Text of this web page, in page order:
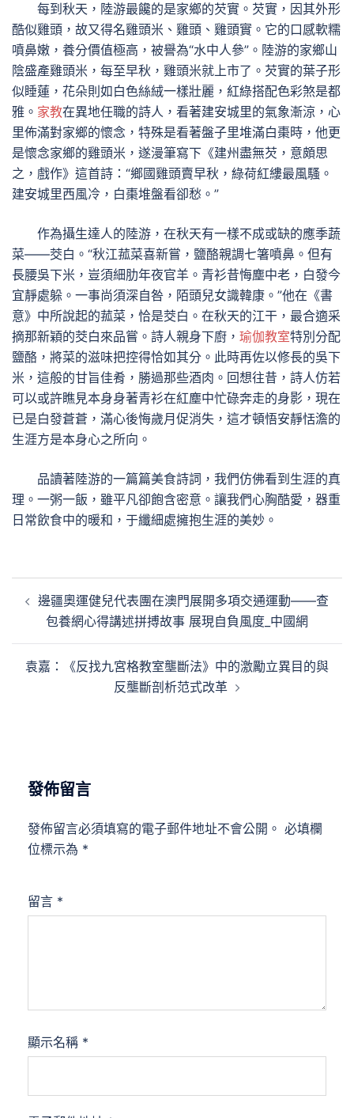
每到秋天，陸游最饞的是家鄉的芡實。芡實，因其外形
酷似雞頭，故又得名雞頭米、雞頭、雞頭實。它的口感軟糯
噴鼻嫩，養分價值極高，被譽為“水中人參”。陸游的家鄉山
陰盛產雞頭米，每至早秋，雞頭米就上市了。芡實的葉子形
似睡蓮，花朵則如白色絲絨一樣壯麗，紅綠搭配色彩煞是都
雅。 家教在異地任職的詩人，看著建安城里的氣象漸涼，心
里佈滿對家鄉的懷念，特殊是看著盤子里堆滿白棗時，他更
是懷念家鄉的雞頭米，遂漫筆寫下《建州盡無芡，意頗思
之，戲作》這首詩：“鄉國雞頭賣早秋，綠荷紅縷最風騷。
建安城里西風冷，白棗堆盤看卻愁。”
作為攝生達人的陸游，在秋天有一樣不成或缺的應季蔬
菜——茭白。“秋江菰菜喜新嘗，鹽酪親調七箸噴鼻。但有
長腰吳下米，豈須細肋年夜官羊。青衫昔悔塵中老，白發今
宜靜處躲。一事尚須深自咎，陌頭兒女識韓康。”他在《書
意》中所說起的菰菜，恰是茭白。在秋天的江干，最合適采
摘那新穎的茭白來品嘗。詩人親身下廚， 瑜伽教室特別分配
鹽酪，將菜的滋味把控得恰如其分。此時再佐以修長的吳下
米，這般的甘旨佳肴，勝過那些酒肉。回想往昔，詩人仿若
可以或許瞧見本身身著青衫在紅塵中忙碌奔走的身影，現在
已是白發蒼蒼，滿心後悔歲月促消失，這才頓悟安靜恬澹的
生涯方是本身心之所向。
品讀著陸游的一篇篇美食詩詞，我們仿佛看到生涯的真
理。一粥一飯，雖平凡卻飽含密意。讓我們心胸酷愛，器重
日常飲食中的暖和，于纖細處擁抱生涯的美妙。
章 邊疆奧運健兒代表團在澳門展開多項交通運動——查
包養網心得講述拼搏故事 展現自負風度_中國網
袁嘉：《反找九宮格教室壟斷法》中的激勵立異目的與
反壟斷剖析范式改革
發佈留言
發佈留言必須填寫的電子郵件地址不會公開。 必填欄
位標示為 *
留言 *
顯示名稱 *